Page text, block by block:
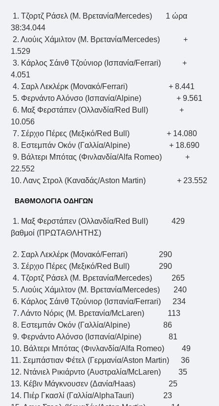
1. Τζορτζ Ράσελ (Μ. Βρετανία/Mercedes) 1 ώρα
38:34.044
2. Λιούις Χάμιλτον (Μ. Βρετανία/Mercedes) +
1.529
3. Κάρλος Σάινθ Τζούνιορ (Ισπανία/Ferrari) +
4.051
4. Σαρλ Λεκλέρκ (Μονακό/Ferrari) + 8.441
5. Φερνάντο Αλόνσο (Ισπανία/Alpine) + 9.561
6. Μαξ Φερστάπεν (Ολλανδία/Red Bull) +
10.056
7. Σέρχιο Πέρες (Μεξικό/Red Bull) + 14.080
8. Eστεμπάν Οκόν (Γαλλία/Alpine) + 18.690
9. Βάλτερι Μπότας (Φινλανδία/Alfa Romeo) +
22.552
10. Λανς Στρολ (Καναδάς/Aston Martin) + 23.552
ΒΑΘΜΟΛΟΓΙΑ ΟΔΗΓΩΝ
1. Μαξ Φερστάπεν (Ολλανδία/Red Bull) 429
βαθμοί (ΠΡΩΤΑΘΛΗΤΗΣ)
2. Σαρλ Λεκλέρκ (Μονακό/Ferrari) 290
3. Σέρχιο Πέρες (Μεξικό/Red Bull) 290
4. Τζορτζ Ράσελ (Μ. Βρετανία/Mercedes) 265
5. Λιούις Χάμιλτον (Μ. Βρετανία/Mercedes) 240
6. Κάρλος Σάινθ Τζούνιορ (Ισπανία/Ferrari) 234
7. Λάντο Νόρις (Μ. Βρετανία/McLaren) 113
8. Eστεμπάν Οκόν (Γαλλία/Alpine) 86
9. Φερνάντο Αλόνσο (Ισπανία/Alpine) 81
10. Βάλτερι Μπότας (Φινλανδία/Alfa Romeo) 49
11. Σεμπάστιαν Φέτελ (Γερμανία/Aston Martin) 36
12. Ντάνιελ Ρικιάρντο (Αυστραλία/McLaren) 35
13. Kέβιν Μάγκνουσεν (Δανία/Haas) 25
14. Πιέρ Γκασλί (Γαλλία/AlphaTauri) 23